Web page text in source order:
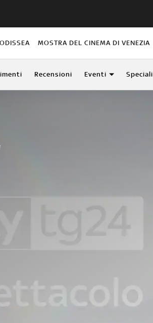
MOSTRA DEL CINEMA DI VENEZIA
Recensioni Eventi Speciali